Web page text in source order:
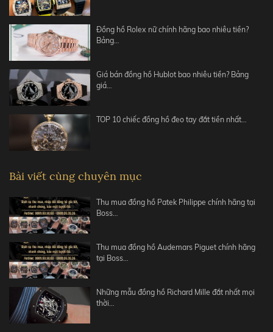
Đồng hồ Rolex nữ chính hãng bao nhiêu tiền?
Bảng…
Giá bán đồng hồ Hublot bao nhiêu tiền? Bảng
giá…
TOP 10 chiếc đồng hồ đeo tay đắt tiền nhất…
Bài viết cùng chuyên mục
Thu mua đồng hồ Patek Philippe chính hãng tại
Boss…
Thu mua đồng hồ Audemars Piguet chính hãng
tại Boss…
Những mẫu đồng hồ Richard Mille đắt nhất mọi
thời…